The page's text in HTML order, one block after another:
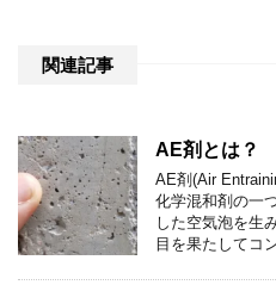
関連記事
AE剤とは？
AE剤(Air
化学混和剤の一
した空気泡を生
目を果たしてコ